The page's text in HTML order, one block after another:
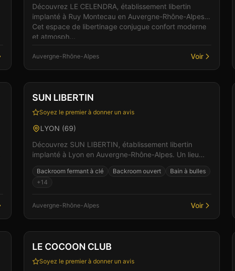
Découvrez LE CELENDRA, établissement libertin
implanté à Ruy Montecau en Auvergne-Rhône-Alpes.
Cet espace de libertinage conjugue confort moderne
et atmosph...
Auvergne-Rhône-Alpes Voir
Club Sauna +5
SUN LIBERTIN
Soyez le premier à donner un avis
LYON (69)
Découvrez SUN LIBERTIN, établissement libertin
implanté à Lyon en Auvergne-Rhône-Alpes. Un lieu
res...
Backroom fermant à clé Backroom ouvert
Bain à bulles
+14
Auvergne-Rhône-Alpes Voir
Club Restaurant +2
LE COCOON CLUB
Soyez le premier à donner un avis